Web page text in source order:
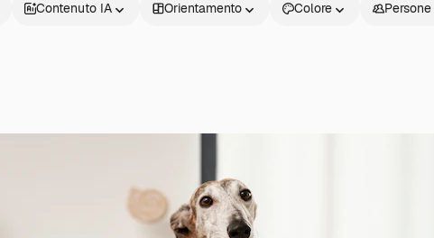
Contenuto IA Orientamento Colore Persone
Prodotti